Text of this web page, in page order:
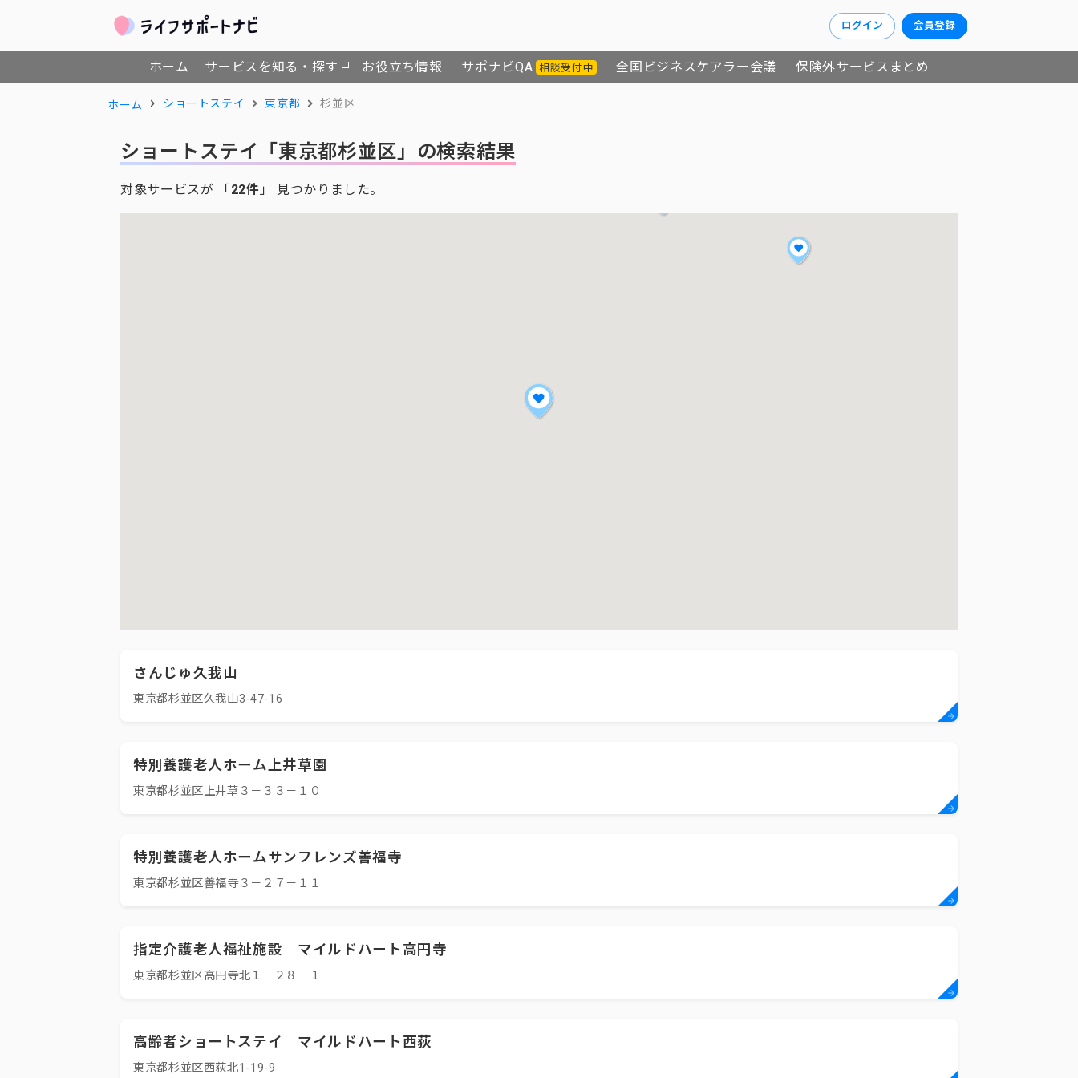
ログイン 会員登録
ホーム サービスを知る・探す お役立ち情報 サポナビQA 相談受付中 全国ビジネスケアラー会議 保険外サービスまとめ
ホーム ショートステイ 東京都 杉並区
ショートステイ 「東京都杉並区」の検索結果
対象サービスが 「22件 」 見つかりました。
さんじゅ久我山
東京都杉並区久我山3-47-16
特別養護老人ホーム上井草園
東京都杉並区上井草３－３３－１０
特別養護老人ホームサンフレンズ善福寺
東京都杉並区善福寺３－２７－１１
指定介護老人福祉施設 マイルドハート高円寺
東京都杉並区高円寺北１－２８－１
高齢者ショートステイ マイルドハート西荻
東京都杉並区西荻北1-19-9